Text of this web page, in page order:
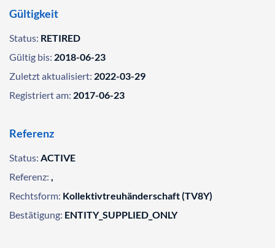
Gültigkeit
Status: RETIRED
Gültig bis: 2018-06-23
Zuletzt aktualisiert: 2022-03-29
Registriert am: 2017-06-23
Referenz
Status: ACTIVE
Referenz: ,
Rechtsform: Kollektivtreuhänderschaft (TV8Y)
Bestätigung: ENTITY_SUPPLIED_ONLY